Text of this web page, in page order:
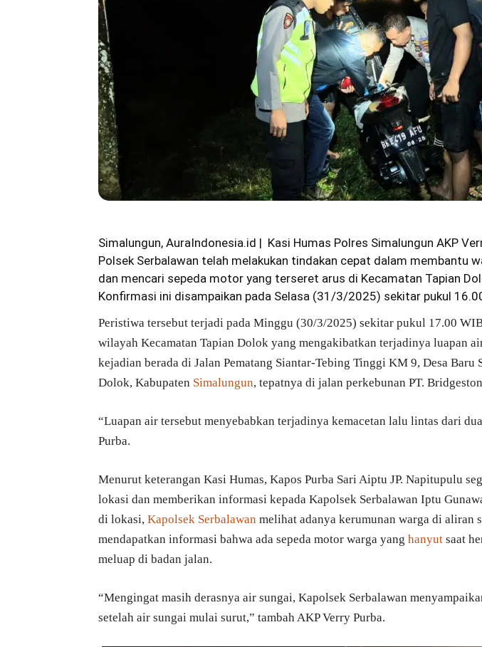
Simalungun, AuraIndonesia.id | Kasi Humas Polres Simalungun AKP
Polsek Serbalawan telah melakukan tindakan cepat dalam membantu
dan mencari sepeda motor yang terseret arus di Kecamatan Tapian
Konfirmasi ini disampaikan pada Selasa (31/3/2025) sekitar pukul
Peristiwa tersebut terjadi pada Minggu (30/3/2025) sekitar pukul 17.00
wilayah Kecamatan Tapian Dolok yang mengakibatkan terjadinya luapan
kejadian berada di Jalan Pematang Siantar-Tebing Tinggi KM 9, Desa Baru
Dolok, Kabupaten Simalungun, tepatnya di jalan perkebunan PT.
“Luapan air tersebut menyebabkan terjadinya kemacetan lalu lintas dari
Purba.
Menurut keterangan Kasi Humas, Kapos Purba Sari Aiptu JP. Napitupulu
lokasi dan memberikan informasi kepada Kapolsek Serbalawan Iptu
di lokasi, Kapolsek Serbalawan melihat adanya kerumunan warga di aliran
mendapatkan informasi bahwa ada sepeda motor warga yang hanyut saat
meluap di badan jalan.
“Mengingat masih derasnya air sungai, Kapolsek Serbalawan
setelah air sungai mulai surut,” tambah AKP Verry Purba.